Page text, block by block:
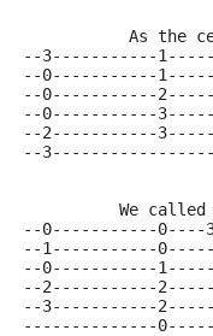
As the
--3-----------
--0-----------
--0-----------
--0-----------
--2-----------
--
We called
--0-----------0----
--1-----------
--0-----------
--2-----------
--3-----------
--------------